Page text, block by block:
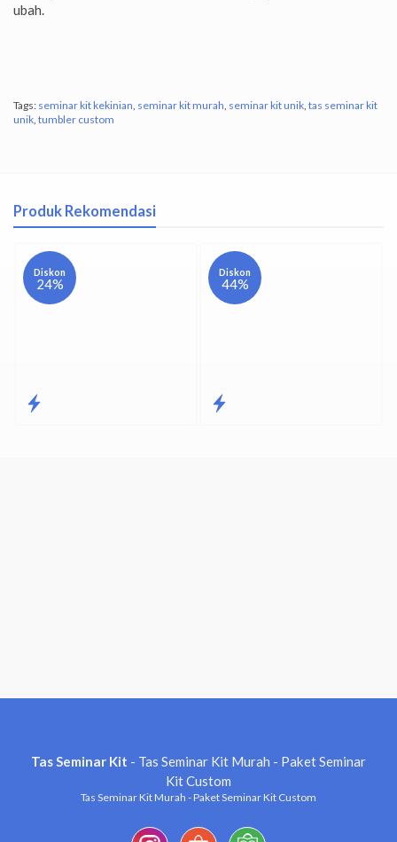
ubah.
Tags: seminar kit kekinian seminar kit murah seminar kit unik tas seminar kit
unik tumbler custom
Produk Rekomendasi
Diskon
24%
Diskon
44%
Tas Seminar Kit - Tas Seminar Kit Murah - Paket Seminar
Kit Custom
Tas Seminar Kit Murah - Paket Seminar Kit Custom